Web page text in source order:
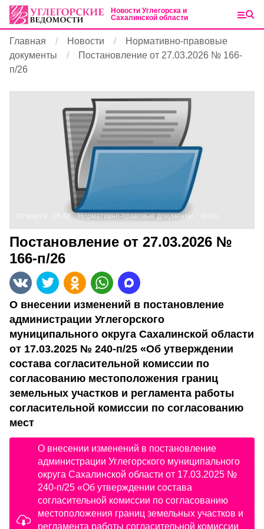
Новости Углегорска и
Сахалинской области
Главная Новости
Нормативно-правовые
документы
Постановление от 27.03.2026 № 166-
п/26
30 марта , 15:48 Нормативно-правовые документы
Постановление от 27.03.2026 №
166-п/26
О внесении изменений в постановление
администрации Углегорского
муниципального округа Сахалинской области
от 17.03.2025 № 240-п/25 «Об утверждении
состава согласительной комиссии по
согласованию местоположения границ
земельных участков и регламента работы
согласительной комиссии по согласованию
мест
О внесении изменений в постановление
администрации Углегорского муниципального
округа Сахалинской области от 17.03.2025 №
240-п/25 «Об утверждении состава
согласительной комиссии по согласованию
местоположения границ земельных участков и
регламента работы согласительной комиссии